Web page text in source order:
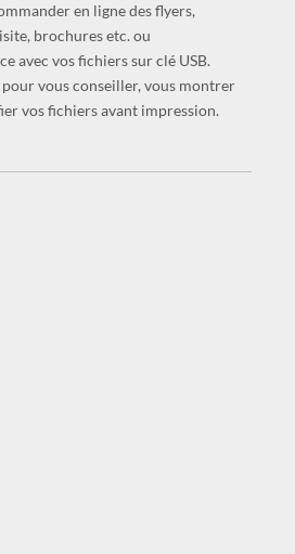
en ligne des flyers,
brochures etc. ou
avec vos fichiers sur clé USB.
vous conseiller, vous montrer
vos fichiers avant impression.